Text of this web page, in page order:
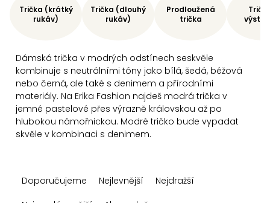
Dámská trička v modrých odstínech seskvěle
kombinuje s neutrálními tóny jako bílá, šedá, béžová
nebo černá, ale také s denimem a přírodními
materiály. Na Erika Fashion najdeš modrá trička v
jemné pastelové přes výrazně královskou až po
hlubokou námořnickou. Modré tričko bude vypadat
skvěle v kombinaci s denimem.
Trička (krátký
rukáv)
Trička (dlouhý
rukáv)
Prodloužená
trička
aDoporučujeme Nejlevnější
Nejdražší